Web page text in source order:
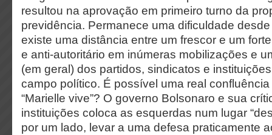
resultou na aprovação em primeiro turno da
previdência. Permanece uma dificuldade
existe uma distância entre um frescor e um
e anti-autoritário em inúmeras mobilizações e
(em geral) dos partidos, sindicatos e
campo político. É possível uma real confluência
“Marielle vive”? O governo Bolsonaro e sua
instituições coloca as esquerdas num lugar
por um lado, levar a uma defesa praticamente